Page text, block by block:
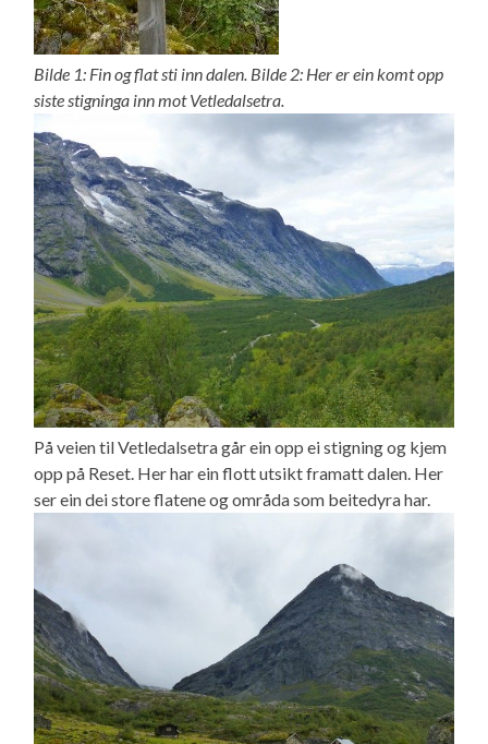
Bilde 1: Fin og flat sti inn dalen. Bilde 2: Her er ein komt opp
siste stigninga inn mot Vetledalsetra.
På veien til Vetledalsetra går ein opp ei stigning og kjem
opp på Reset. Her har ein flott utsikt framatt dalen. Her
ser ein dei store flatene og områda som beitedyra har.